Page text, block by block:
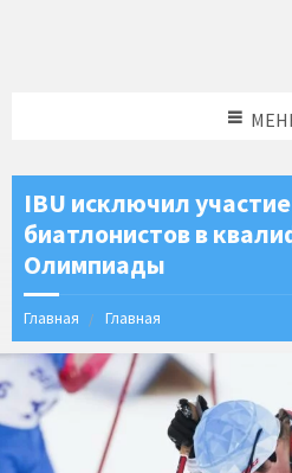
IBU исключил
биатлонистов в
Олимпиады
Главная Главная